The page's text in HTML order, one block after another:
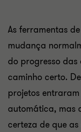
As ferramentas
mudança
do progresso
caminho certo.
projetos
automática, mas
certeza de que